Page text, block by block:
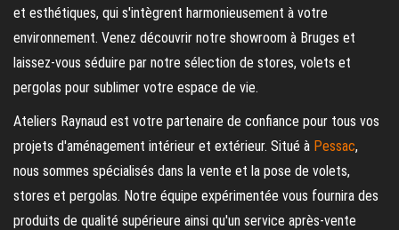
et esthétiques, qui s'intègrent harmonieusement à votre
environnement. Venez découvrir notre showroom à Bruges et
laissez-vous séduire par notre sélection de stores, volets et
pergolas pour sublimer votre espace de vie.
Ateliers Raynaud est votre partenaire de confiance pour tous vos
projets d'aménagement intérieur et extérieur. Situé à Pessac,
nous sommes spécialisés dans la vente et la pose de volets,
stores et pergolas. Notre équipe expérimentée vous fournira des
produits de qualité supérieure ainsi qu'un service après-vente